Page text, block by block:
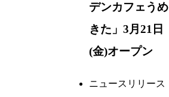
デンカフェうめ
きた」3月21日
(金)オープン
ニュースリリース